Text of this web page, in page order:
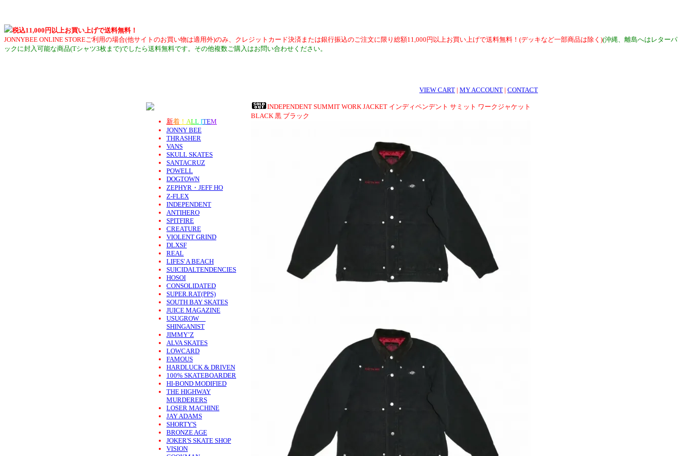
税込11,000円以上お買い上げで送料無料！
JONNYBEE ONLINE STOREご利用の場合(他サイトのお買い物は適用外)のみ、クレジットカード決済または銀行振込のご注文に限り総額11,000円以上お買い上げで送料無料！(デッキなど一部商品は除く)(沖縄、離島へはレターパ
ックに封入可能な商品(Tシャツ3枚まで)でしたら送料無料です。その他複数ご購入はお問い合わせください。
VIEW CART | MY ACCOUNT | CONTACT
新着 ！ ALL ITEM
JONNY BEE
THRASHER
VANS
SKULL SKATES
SANTACRUZ
POWELL
DOGTOWN
ZEPHYR・JEFF HO
Z-FLEX
INDEPENDENT
ANTIHERO
SPITFIRE
CREATURE
VIOLENT GRIND
DLXSF
REAL
LIFES' A BEACH
SUICIDALTENDENCIES
HOSOI
CONSOLIDATED
SUPER.RAT(PPS)
SOUTH BAY SKATES
JUICE MAGAZINE
USUGROW
SHINGANIST
JIMMY’Z
ALVA SKATES
LOWCARD
FAMOUS
HARDLUCK & DRIVEN
100% SKATEBOARDER
HI-BOND MODIFIED
THE HIGHWAY
MURDERERS
LOSER MACHINE
JAY ADAMS
SHORTY'S
BRONZE AGE
JOKER'S SKATE SHOP
VISION
INDEPENDENT SUMMIT WORK JACKET インディペンデント サミット ワークジャケット
BLACK 黒 ブラック